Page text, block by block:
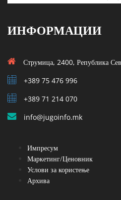
ИНФОРМАЦИИ
Струмица, 2400, Република
+389 75 476 996
+389 71 214 070
info@jugoinfo.mk
Импресум
Маркетинг/Ценовник
Услови за користење
Архива